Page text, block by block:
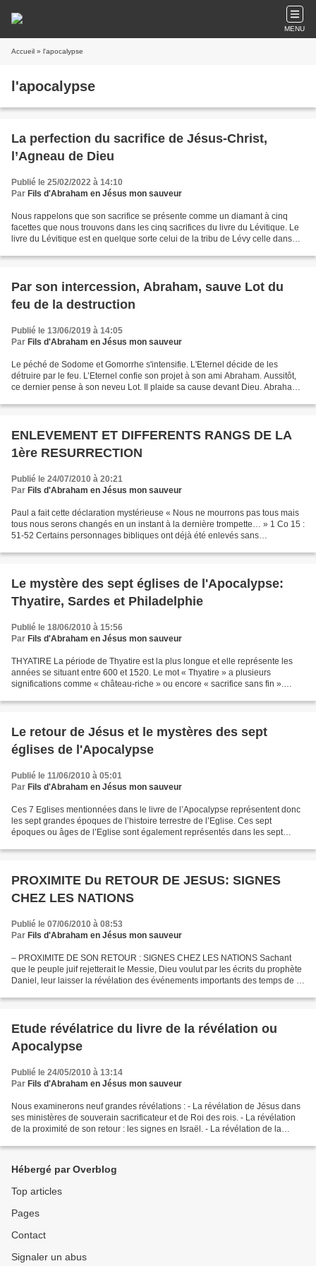
MENU
Accueil » l'apocalypse
l'apocalypse
La perfection du sacrifice de Jésus-Christ,
l’Agneau de Dieu
Publié le 25/02/2022 à 14:10
Par Fils d'Abraham en Jésus mon sauveur
Nous rappelons que son sacrifice se présente comme un diamant à cinq
facettes que nous trouvons dans les cinq sacrifices du livre du Lévitique. Le
livre du Lévitique est en quelque sorte celui de la tribu de Lévy celle dans
Par son intercession, Abraham, sauve Lot du
feu de la destruction
Publié le 13/06/2019 à 14:05
Par Fils d'Abraham en Jésus mon sauveur
Le péché de Sodome et Gomorrhe s'intensifie. L'Eternel décide de les
détruire par le feu. L’Eternel confie son projet à son ami Abraham. Aussitôt,
ce dernier pense à son neveu Lot. Il plaide sa cause devant Dieu. Abraham
ENLEVEMENT ET DIFFERENTS RANGS DE LA
1ère RESURRECTION
Publié le 24/07/2010 à 20:21
Par Fils d'Abraham en Jésus mon sauveur
Paul a fait cette déclaration mystérieuse « Nous ne mourrons pas tous mais
tous nous serons changés en un instant à la dernière trompette… » 1 Co 15 :
51-52 Certains personnages bibliques ont déjà été enlevés sans
Le mystère des sept églises de l'Apocalypse:
Thyatire, Sardes et Philadelphie
Publié le 18/06/2010 à 15:56
Par Fils d'Abraham en Jésus mon sauveur
THYATIRE La période de Thyatire est la plus longue et elle représente les
années se situant entre 600 et 1520. Le mot « Thyatire » a plusieurs
significations comme « château-riche » ou encore « sacrifice sans fin ».
Le retour de Jésus et le mystères des sept
églises de l'Apocalypse
Publié le 11/06/2010 à 05:01
Par Fils d'Abraham en Jésus mon sauveur
Ces 7 Eglises mentionnées dans le livre de l’Apocalypse représentent donc
les sept grandes époques de l’histoire terrestre de l’Eglise. Ces sept
époques ou âges de l’Eglise sont également représentés dans les sept
PROXIMITE Du RETOUR DE JESUS: SIGNES
CHEZ LES NATIONS
Publié le 07/06/2010 à 08:53
Par Fils d'Abraham en Jésus mon sauveur
– PROXIMITE DE SON RETOUR : SIGNES CHEZ LES NATIONS Sachant
que le peuple juif rejetterait le Messie, Dieu voulut par les écrits du prophète
Daniel, leur laisser la révélation des événements importants des temps de la
Etude révélatrice du livre de la révélation ou
Apocalypse
Publié le 24/05/2010 à 13:14
Par Fils d'Abraham en Jésus mon sauveur
Nous examinerons neuf grandes révélations : - La révélation de Jésus dans
ses ministères de souverain sacrificateur et de Roi des rois. - La révélation
de la proximité de son retour : les signes en Israël. - La révélation de la
Hébergé par Overblog
Top articles
Pages
Contact
Signaler un abus